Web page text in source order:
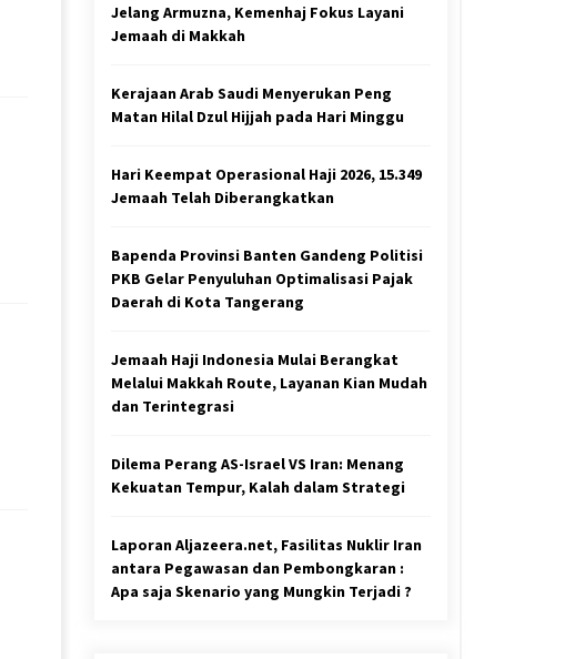
Jelang Armuzna, Kemenhaj Fokus Layani
Jemaah di Makkah
Kerajaan Arab Saudi Menyerukan Peng
Matan Hilal Dzul Hijjah pada Hari Minggu
Hari Keempat Operasional Haji 2026, 15.349
Jemaah Telah Diberangkatkan
Bapenda Provinsi Banten Gandeng Politisi
PKB Gelar Penyuluhan Optimalisasi Pajak
Daerah di Kota Tangerang
Jemaah Haji Indonesia Mulai Berangkat
Melalui Makkah Route, Layanan Kian Mudah
dan Terintegrasi
Dilema Perang AS-Israel VS Iran: Menang
Kekuatan Tempur, Kalah dalam Strategi
Laporan Aljazeera.net, Fasilitas Nuklir Iran
antara Pegawasan dan Pembongkaran :
Apa saja Skenario yang Mungkin Terjadi ?